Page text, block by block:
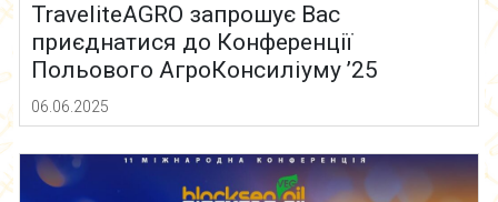
TraveliteAGRO запрошує Вас
приєднатися до Конференції
Польового АгроКонсиліуму ’25
06.06.2025